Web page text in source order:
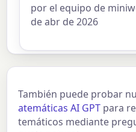
por el equipo de
de abr de 2026
También puede probar
atemáticas AI GPT para
temáticos mediante